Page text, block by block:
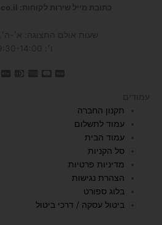
כתובת מייל שירות לקוחות: hello@idosport.co.il
שעות אולם התצוגה: א׳-ה׳, 9:00-18:00
עמודים
תקנון החברה
עמוד לתשלום
עמוד הבית
סל הקניות
מדיניות פרטיות
הצהרת נגישות
בלוג ספורט
ביטול עסקה / דרכי ביטול